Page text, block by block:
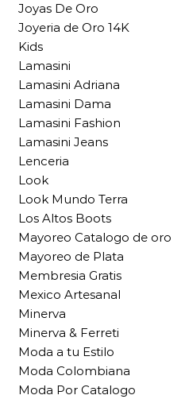
Joyas De Oro
Joyeria de Oro 14K
Kids
Lamasini
Lamasini Adriana
Lamasini Dama
Lamasini Fashion
Lamasini Jeans
Lenceria
Look
Look Mundo Terra
Los Altos Boots
Mayoreo Catalogo de oro
Mayoreo de Plata
Membresia Gratis
Mexico Artesanal
Minerva
Minerva & Ferreti
Moda a tu Estilo
Moda Colombiana
Moda Por Catalogo